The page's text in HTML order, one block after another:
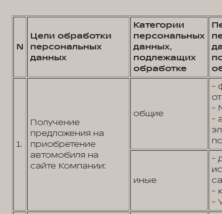
N
Цели обработки
персональных
данных
Категории
персональных
данных,
подлежащих
обработке
1.
Получение
предложения на
приобретение
автомобиля на
сайте Компании:
общие
-
-
-
иные
-
-
-